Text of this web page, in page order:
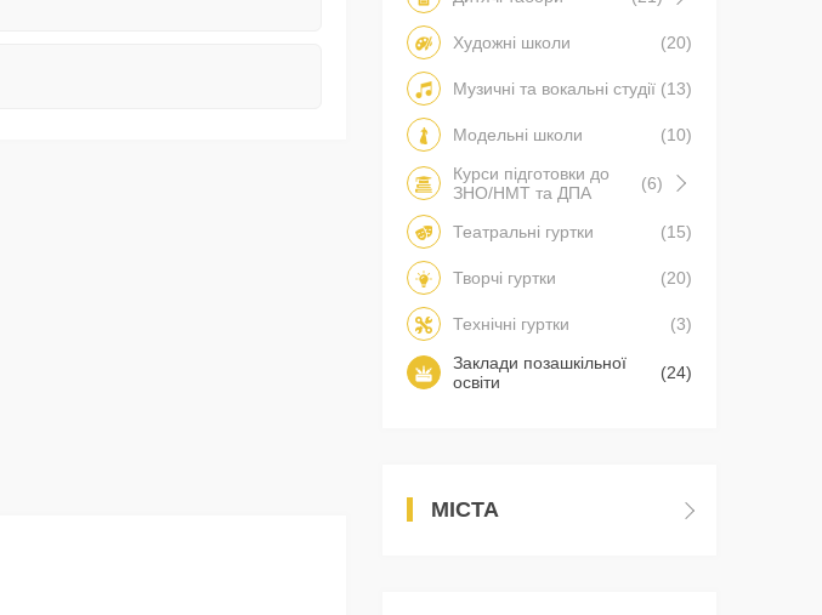
Художні школи (20)
Музичні та вокальні студії (13)
Модельні школи
(10)
Курси підготовки до
ЗНО/НМТ та ДПА
(6)
Театральні гуртки (15)
Творчі гуртки (20)
Технічні гуртки
(3)
Заклади позашкільної
освіти
(24)
МІСТА